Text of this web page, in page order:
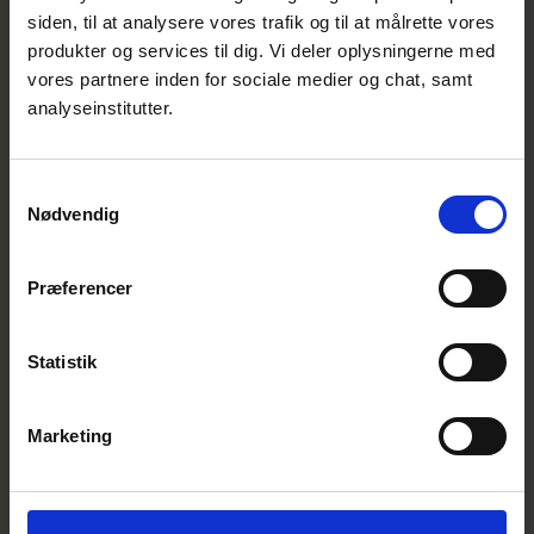
siden, til at analysere vores trafik og til at målrette vores
produkter og services til dig. Vi deler oplysningerne med
vores partnere inden for sociale medier og chat, samt
analyseinstitutter.
Nødvendig
Præferencer
Statistik
Marketing
standarderne, der findes på området,
fortæller Mads Jakobsen. Ifølge Mads
Jakobsen er certifikatet en fordel internt
os i det daglige arbejde at have procedurer,
effekt i forhold til vores kunder. For det
kunne relatere til en international anerkendt
standard. For det andet er det en fordel, når
vi leverer produkter, at vi kan dokumentere,
og gør og med den lovgivning, der findes. Vi